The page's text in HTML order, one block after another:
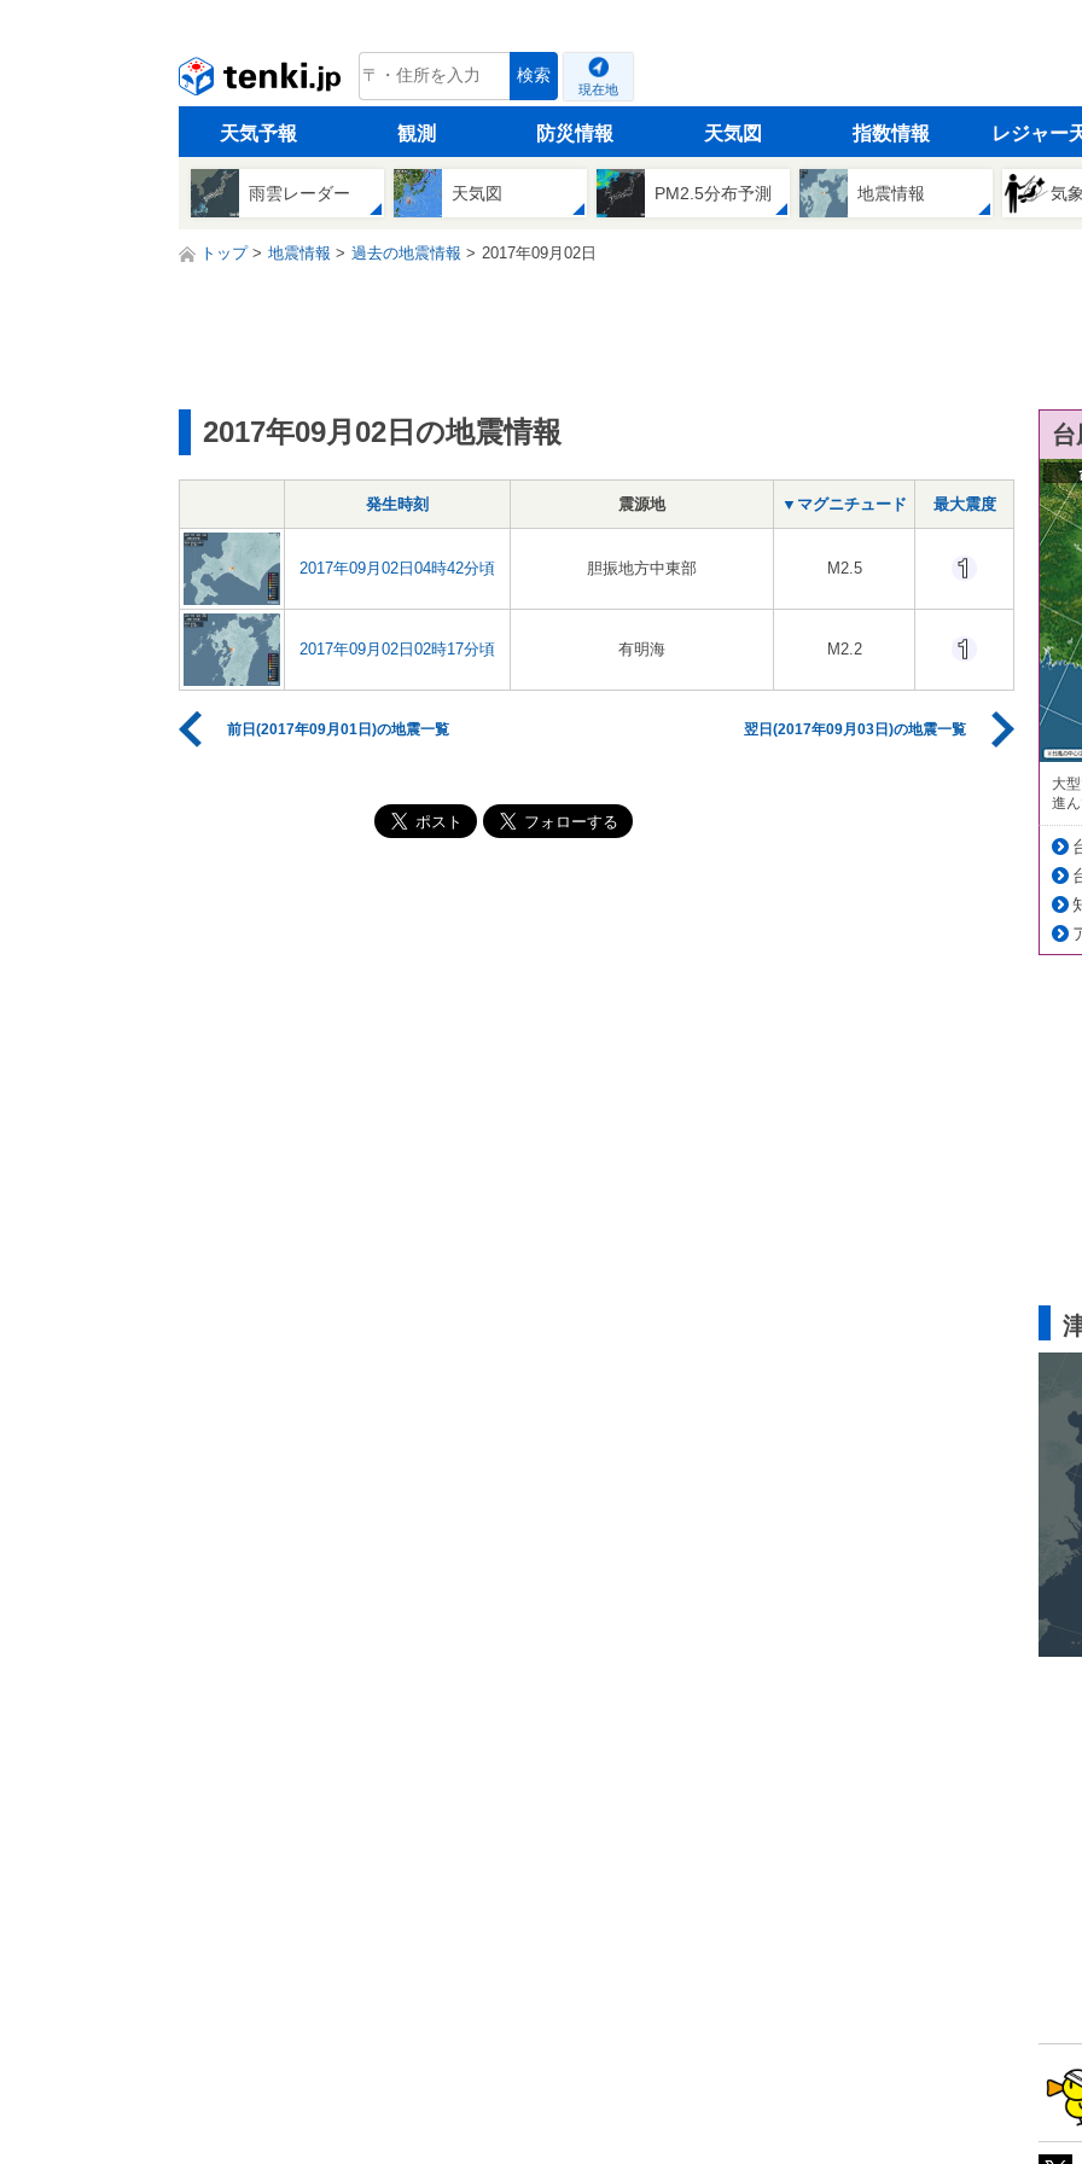
tenki.jp 検索
現在地
天気予報 観測 防災情報 天気図 指数情報 レジャー
雨雲レーダー 天気図 PM2.5分布予測 地震情報 気
トップ 地震情報 過去の地震情報 2017年09月02日
2017年09月02日の地震情報
発生時刻 震源地 ▼マグニチュード 最大震度
2017年09月02日04時42分頃 胆振地方中東部 M2.5
2017年09月02日02時17分頃 有明海 M2.2
前日(2017年09月01日)の地震一覧 翌日(2017年09月03日)の地震一覧
大
進